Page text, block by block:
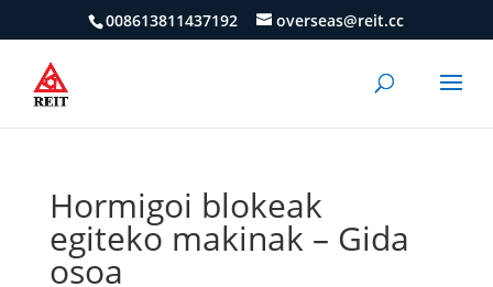
008613811437192 overseas@reit.cc
Hormigoi blokeak
egiteko makinak – Gida
osoa